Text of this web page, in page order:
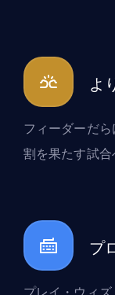
よ
フィーダーだ
割を果たす試合
プ